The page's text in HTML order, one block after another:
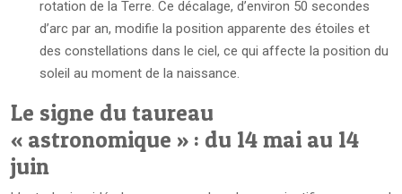
rotation de la Terre. Ce décalage, d’environ 50 secondes
d’arc par an, modifie la position apparente des étoiles et
des constellations dans le ciel, ce qui affecte la position du
soleil au moment de la naissance.
Le signe du taureau
« astronomique » : du 14 mai au 14
juin